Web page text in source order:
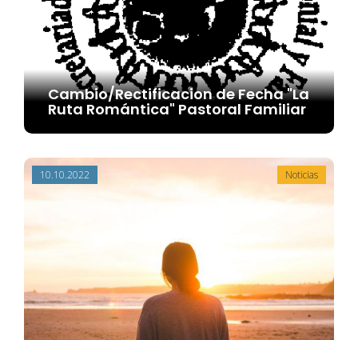
Cambio/Rectificacion de Fecha "La
Ruta Romántica" Pastoral Familiar
10.10.2022 Noticias